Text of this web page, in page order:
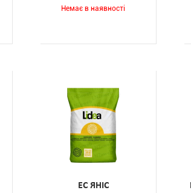
Немає в наявності
ЕС ЯНІС